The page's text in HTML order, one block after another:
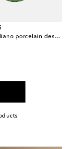
Oriente Italiano porcelain dessert plate